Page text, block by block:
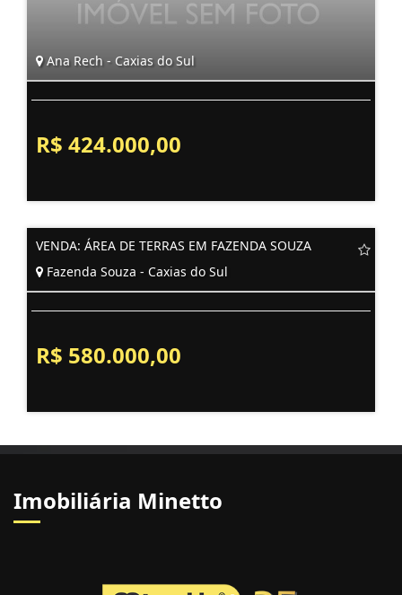
Ana Rech - Caxias do Sul
R$ 424.000,00
VENDA: ÁREA DE TERRAS EM FAZENDA SOUZA
Fazenda Souza - Caxias do Sul
R$ 580.000,00
Imobiliária Minetto